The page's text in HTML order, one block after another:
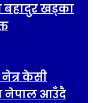
बहादुर खड्का
केसी
नेपाल आउँदै